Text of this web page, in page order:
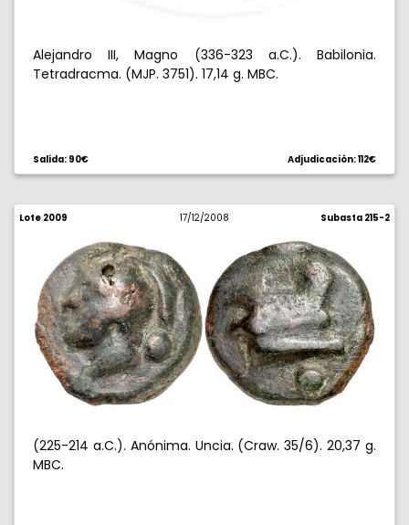
Alejandro III, Magno (336-323 a.C.). Babilonia.
Tetradracma. (MJP. 3751). 17,14 g. MBC.
Salida: 90€ Adjudicación: 112€
Lote 2009 17/12/2008 Subasta 215-2
(225-214 a.C.). Anónima. Uncia. (Craw. 35/6). 20,37 g.
MBC.